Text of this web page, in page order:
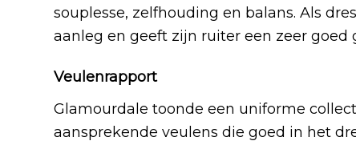
souplesse, zelfhouding en balans. Als
aanleg en geeft zijn ruiter een zeer goed
Veulenrapport
Glamourdale toonde een uniforme
aansprekende veulens die goed in het